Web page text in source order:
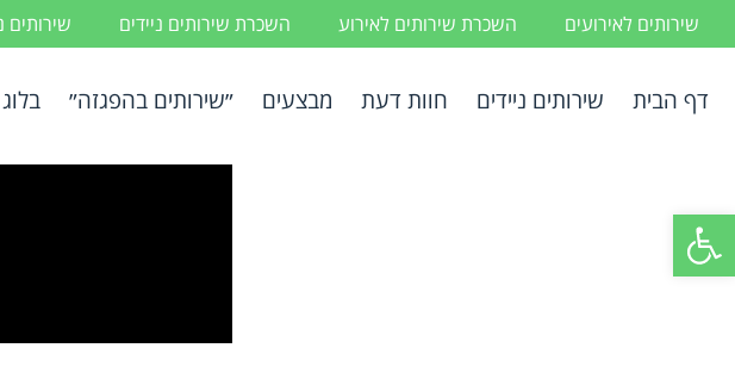
פתח סרגל נגישות
שירותים לאירועים השכרת שירותים לאירוע השכרת שירותים ניידים שירותים
דף הבית שירותים ניידים חוות דעת מבצעים ״שירותים בהפגזה״